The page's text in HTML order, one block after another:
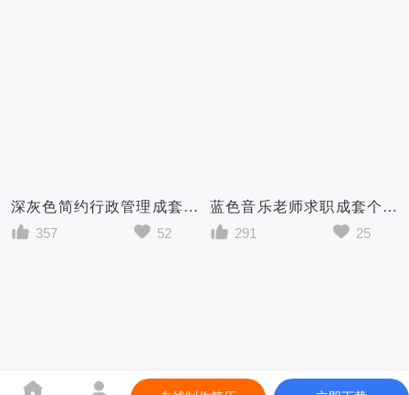
深灰色简约行政管理成套个人简历Word模板
357
52
蓝色音乐老师求职成套个人简历Word模板
291
25